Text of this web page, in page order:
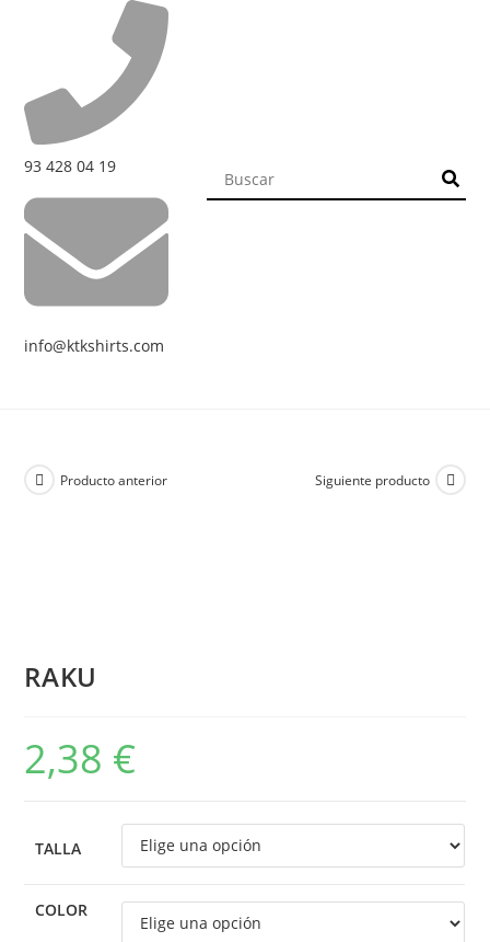
93 428 04 19
info@ktkshirts.com
Producto anterior Siguiente producto
RAKU
2,38 €
TALLA
COLOR